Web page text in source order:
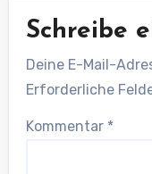
Schreibe
Deine E-Mail-
Erforderliche
Kommentar *